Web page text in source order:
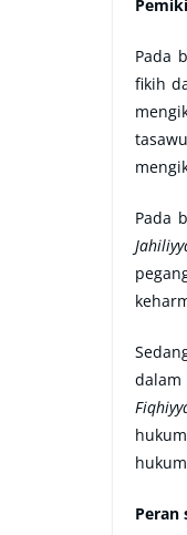
Pada
fikih
Pada
Peran